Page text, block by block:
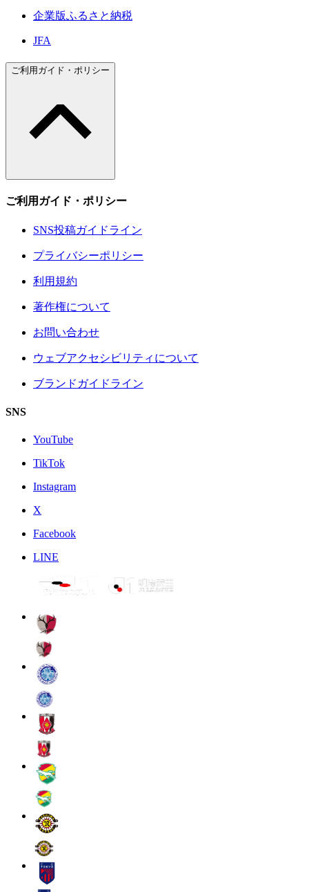
企業版ふるさと納税
JFA
ご利用ガイド・ポリシー
ご利用ガイド・ポリシー
SNS投稿ガイドライン
プライバシーポリシー
利用規約
著作権について
お問い合わせ
ウェブアクセシビリティについて
ブランドガイドライン
SNS
YouTube
TikTok
Instagram
X
Facebook
LINE